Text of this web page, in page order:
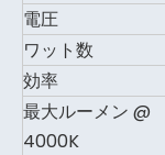
電圧
ワット数
効率
最大ルーメン @
4000K